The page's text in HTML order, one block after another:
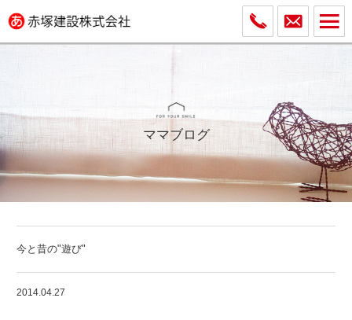
ママブログ
今と昔の"遊び"
2014.04.27